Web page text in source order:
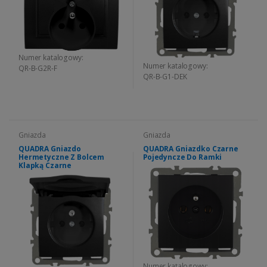
Numer katalogowy:
QR-B-G2R-F
Numer katalogowy:
QR-B-G1-DEK
Gniazda
QUADRA Gniazdo
Hermetyczne Z Bolcem
Klapką Czarne
Gniazda
QUADRA Gniazdko Czarne
Pojedyncze Do Ramki